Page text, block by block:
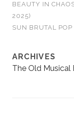
BEAUTY IN
2025)
SUN BRUTAL
ARCHIVES
The Old Musical